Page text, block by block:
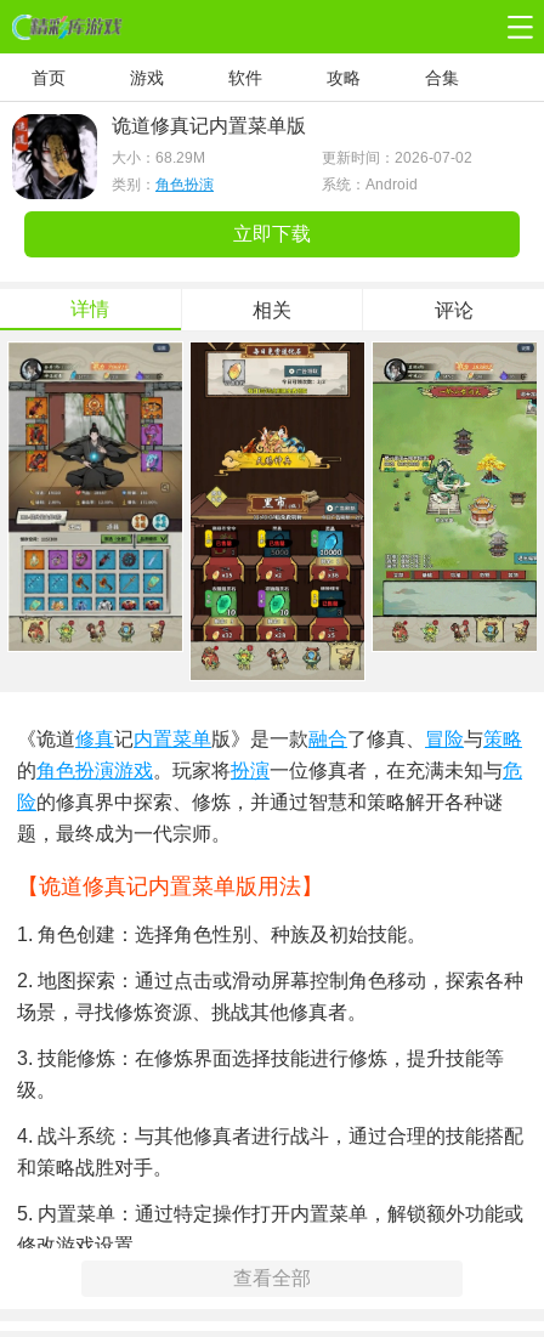
首页 游戏 软件 攻略 合集
诡道修真记内置菜单版
大小： 68.29M
更新时间：2026-07-02
类别： 角色扮演 系统：Android
立即下载
详情 相关 评论
《诡道修真记内置菜单版》是一款融合了修真、 冒险与策略
的角色扮演游戏。玩家将扮演一位修真者，在充满未知与危
险的修真界中探索、修炼，并通过智慧和策略解开各种谜
题，最终成为一代宗师。
【诡道修真记内置菜单版用法】
1. 角色创建：选择角色性别、种族及初始技能。
2. 地图探索：通过点击或滑动屏幕控制角色移动，探索各种
场景，寻找修炼资源、挑战其他修真者。
3. 技能修炼：在修炼界面选择技能进行修炼，提升技能等
级。
4. 战斗系统：与其他修真者进行战斗，通过合理的技能搭配
和策略战胜对手。
5. 内置菜单：通过特定操作打开内置菜单，解锁额外功能或
修改游戏设置。
查看全部